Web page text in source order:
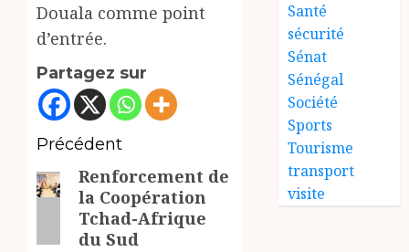
Douala comme point
d’entrée.
Partagez sur
Navigation
d’article
Précédent
Article
précédent:
Renforcement de
la Coopération
Tchad-Afrique
du Sud
Santé
sécurité
Sénat
Sénégal
Société
Sports
Tourisme
transport
visite